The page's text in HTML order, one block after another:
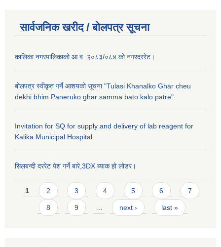
सार्वजनिक खरीद / बाेलपत्र सूचना
कालिका नगरपालिकाको आ.ब. २०८३/०८४ को नगरदररेट।
बोलपत्र स्वीकृत गर्ने आशयको सूचना "Tulasi Khanalko Ghar cheu
dekhi bhim Paneruko ghar samma bato kalo patre".
Invitation for SQ for supply and delivery of lab reagent for
Kalika Municipal Hospital.
सिलबन्दी दररेट पेश गर्ने बारे,3DX ब्याक हो लोडर।
Pages
1 2 3 4 5 6 7
8 9 next › last »